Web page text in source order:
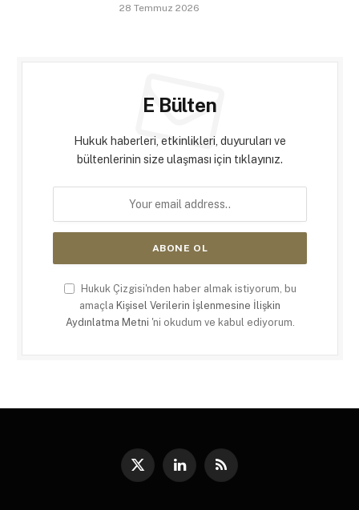
28 Temmuz 2026
E Bülten
Hukuk haberleri, etkinlikleri, duyuruları ve
bültenlerinin size ulaşması için tıklayınız.
Hukuk Çizgisi'nden haber almak istiyorum, bu
amaçla Kişisel Verilerin İşlenmesine İlişkin
Aydınlatma Metni 'ni okudum ve kabul ediyorum.
X
LinkedInRSS